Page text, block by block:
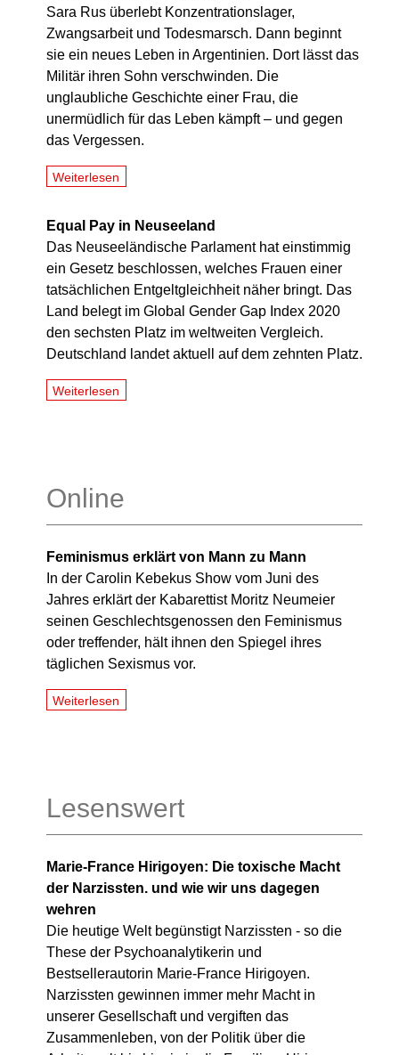
Sara Rus überlebt Konzentrationslager,
Zwangsarbeit und Todesmarsch. Dann beginnt
sie ein neues Leben in Argentinien. Dort lässt das
Militär ihren Sohn verschwinden. Die
unglaubliche Geschichte einer Frau, die
unermüdlich für das Leben kämpft – und gegen
das Vergessen.
Weiterlesen
Equal Pay in Neuseeland
Das Neuseeländische Parlament hat einstimmig
ein Gesetz beschlossen, welches Frauen einer
tatsächlichen Entgeltgleichheit näher bringt. Das
Land belegt im Global Gender Gap Index 2020
den sechsten Platz im weltweiten Vergleich.
Deutschland landet aktuell auf dem zehnten Platz.
Weiterlesen
Online
Feminismus erklärt von Mann zu Mann
In der Carolin Kebekus Show vom Juni des
Jahres erklärt der Kabarettist Moritz Neumeier
seinen Geschlechtsgenossen den Feminismus
oder treffender, hält ihnen den Spiegel ihres
täglichen Sexismus vor.
Weiterlesen
Lesenswert
Marie-France Hirigoyen: Die toxische Macht
der Narzissten. und wie wir uns dagegen
wehren
Die heutige Welt begünstigt Narzissten - so die
These der Psychoanalytikerin und
Bestsellerautorin Marie-France Hirigoyen.
Narzissten gewinnen immer mehr Macht in
unserer Gesellschaft und vergiften das
Zusammenleben, von der Politik über die